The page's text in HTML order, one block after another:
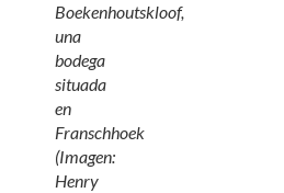
Boekenhoutskloof,
una
bodega
situada
en
Franschhoek
(Imagen:
Henry